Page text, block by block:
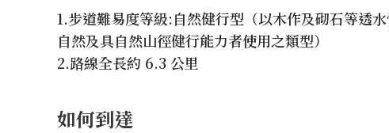
1.步道難易度等級:自然健行型（以木作及砌石等透
自然及具自然山徑健行能力者使用之類型）
2.路線全長約 6.3 公里
如何到達